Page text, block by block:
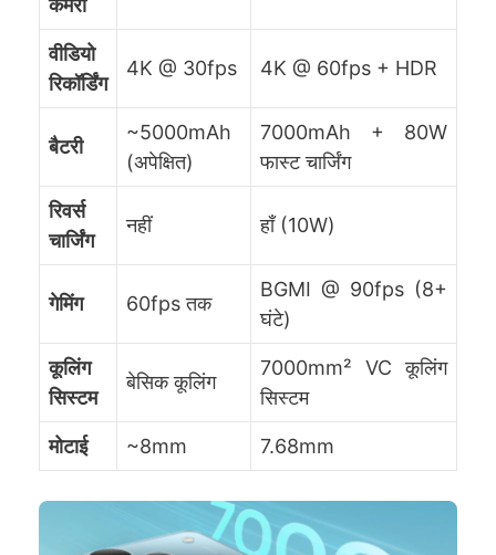
कैमरा
वीडियो
रिकॉर्डिंग
4K @ 30fps 4K @ 60fps + HDR
बैटरी
~5000mAh
(अपेक्षित)
7000mAh + 80W
फास्ट चार्जिंग
रिवर्स
चार्जिंग
नहीं हाँ (10W)
गेमिंग 60fps तक
BGMI @ 90fps (8+
घंटे)
कूलिंग
सिस्टम
बेसिक कूलिंग
7000mm² VC कूलिंग
सिस्टम
मोटाई ~8mm 7.68mm